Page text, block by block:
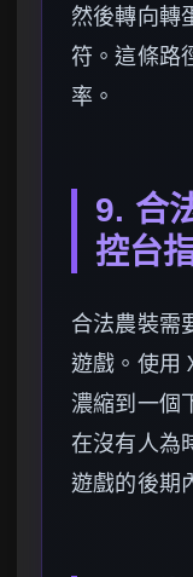
然後轉向轉
符。這條路
率。
9. 合
控台
合法農裝需
遊戲。使用
濃縮到一個
在沒有人為
遊戲的後期